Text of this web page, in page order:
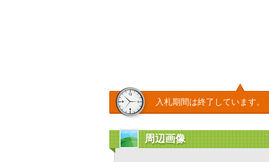
入札期間は終了しています。
周辺画像